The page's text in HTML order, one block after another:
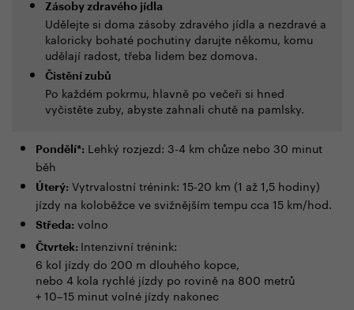
Zásoby zdravého jídla
Udělejte si doma zásoby zdravého jídla a nezdravé a
kaloricky bohaté pochutiny darujte někomu, komu
udělají radost, třeba lidem bez domova.
Čistění zubů
Po každém pokrmu, hlavně po večeři si hned
vyčistěte zuby, abyste zahnali chutě na pamlsky.
Pondělí*: Lehký rozjezd: 3-4 km chůze nebo 30 minut
běh
Úterý: Vytrvalostní trénink: 15-20 km (1 až 1,5 hodiny)
jízdy na koloběžce ve svižnějším tempu cca 15 km/hod.
Středa: volno
Čtvrtek: Intenzivní trénink:
6 kol jízdy do 200 m dlouhého kopce,
nebo 4 kola rychlé jízdy po rovině na 800 metrů
+ 10–15 minut volné jízdy nakonec